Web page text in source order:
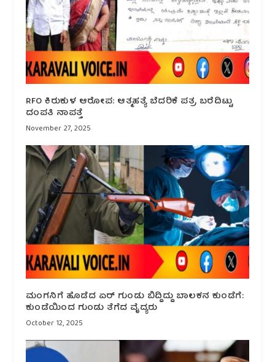
RFO ಕಿರುಕುಳ ಆರೋಪ: ಆತ್ಮಹತ್ಯೆ ಬೆದರಿಕೆ ಪತ್ರ ಬರೆದಿಟ್ಟು
ದಂಪತಿ ನಾಪತ್ತೆ
November 27, 2025
ಮಂಗನಿಗೆ ಹೊಡೆದ ಏರ್ ಗುಂಡು ಬಿದ್ದಿದ್ದು ಬಾಲಕನ ಕುಂಡೆಗೆ:
ಕುಂಡೆಯಿಂದ ಗುಂಡು ತೆಗೆದ ವೈದ್ಯರು
October 12, 2025